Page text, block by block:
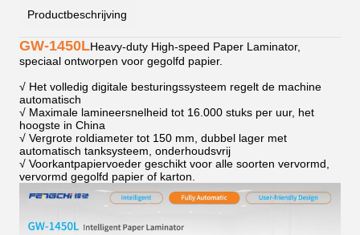
Productbeschrijving
GW-1450LHeavy-duty High-speed Paper Laminator,
speciaal ontworpen voor gegolfd papier.
√ Het volledig digitale besturingssysteem regelt de machine
automatisch
√ Maximale lamineersnelheid tot 16.000 stuks per uur, het
hoogste in China
√ Vergrote roldiameter tot 150 mm, dubbel lager met
automatisch tanksysteem, onderhoudsvrij
√ Voorkantpapiervoeder geschikt voor alle soorten vervormd,
vervormd gegolfd papier of karton.